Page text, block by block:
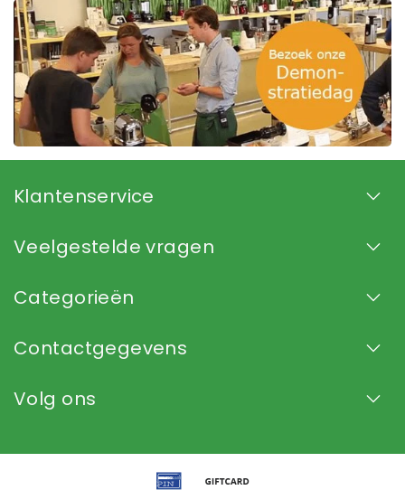
Klantenservice
Veelgestelde vragen
Categorieën
Contactgegevens
Volg ons